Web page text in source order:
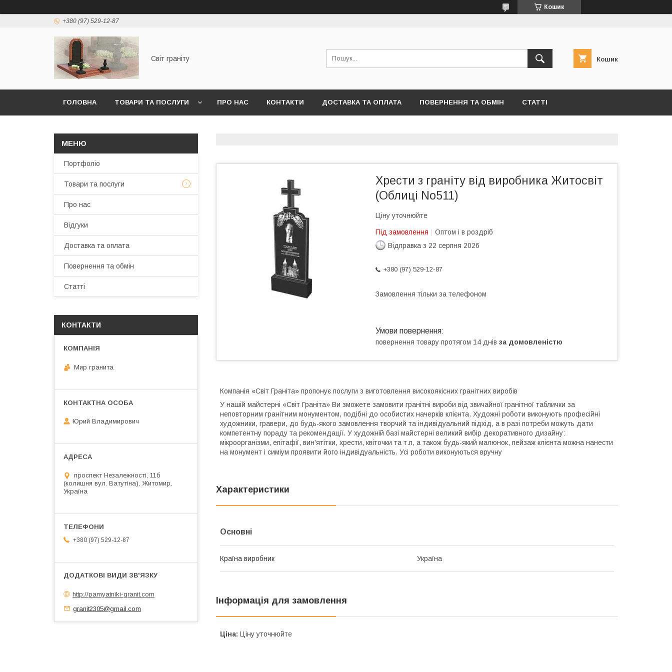
Кошик
+380 (97) 529-12-87
Світ граніту Кошик
ГОЛОВНА ТОВАРИ ТА ПОСЛУГИ ПРО НАС КОНТАКТИ ДОСТАВКА ТА ОПЛАТА ПОВЕРНЕННЯ ТА ОБМІН СТАТТІ
Хрести з граніту від виробника Житосвіт
(Облиці No511)
Ціну уточнюйте
Під замовлення
Оптом і в роздріб
Відправка з 22 серпня 2026
+380 (97) 529-12-87
Замовлення тільки за телефоном
повернення товару протягом 14 днів за домовленістю
Компанія «Світ Граніта» пропонує послуги з виготовлення високоякісних гранітних виробів
У нашій майстерні «Світ Граніта» Ви зможете замовити гранітні вироби від звичайної гранітної таблички за
неповторним гранітним монументом, подібні до особистих начерків клієнта. Художні роботи виконують професійні
художники, гравери, до будь-якого замовлення творчий та індивідуальний підхід, а в разі потреби можуть дати
компетентну пораду та рекомендації. У художній базі майстерні великий вибір декоративного дизайну:
мікроорганізми, епітафії, вин'ятітки, хрести, квіточки та т.п, а також будь-який малюнок, пейзаж клієнта можна нанести
на монумент і симіум проявити його індивідуальність. Усі роботи виконуються вручну
Характеристики
Основні
Країна виробник Україна
Інформація для замовлення
Ціна: Ціну уточнюйте
Портфоліо
Товари та послуги
Про нас
Відгуки
Доставка та оплата
Повернення та обмін
Статті
КОНТАКТИ
Мир гранита
Юрий Владимирович
проспект Незалежності, 11б
(колишня вул. Ватутіна), Житомир,
Україна
+380 (97) 529-12-87
http://pamyatniki-granit.com
granit2305@gmail.com